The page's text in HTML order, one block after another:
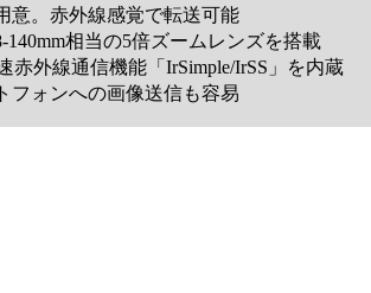
。赤外線感覚で転送可能
相当の5倍ズームレンズを搭載
外線通信機能「IrSimple/IrSS」を内蔵
ォンへの画像送信も容易